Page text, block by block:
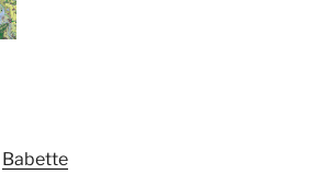
Babette